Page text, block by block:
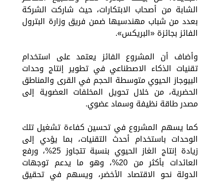
الشابة من أصحاب الابتكارات، حيث شاركت الشركة
بعدد من شباب مهندسيها ضمن فريق وزارة البترول
الفائز بجائزة «البريكس».
وأضاف أن المشروع الفائز يعتمد على استخدام
تقنيات الذكاء الاصطناعي في تطوير إنتاج وحدات
البيوجاز الحيوي متوسطة الحجم في القرى والمناطق
الحضرية، من خلال تحويل المخلفات العضوية إلى
مصدر طاقة نظيفة وسماد عضوي.
كما يسهم المشروع في تحسين كفاءة تشغيل تلك
الوحدات باستخدام أحدث التقنيات، بما يؤدي إلى
زيادة إنتاج الغاز الحيوي بنسبة تتجاوز 25%، ورفع
العائدات بأكثر من 20%، وهو ما يدعم توجهات
الدولة نحو الاقتصاد الأخضر، ويسهم في تحقيق